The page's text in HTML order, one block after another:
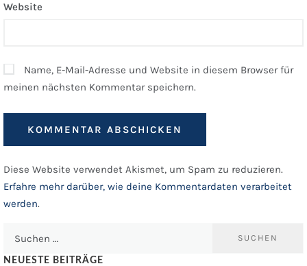
Website
Name, E-Mail-Adresse und Website in diesem Browser für
meinen nächsten Kommentar speichern.
Diese Website verwendet Akismet, um Spam zu reduzieren.
Erfahre mehr darüber, wie deine Kommentardaten verarbeitet
werden.
NEUESTE BEITRÄGE